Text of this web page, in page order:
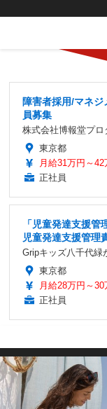
障害者採用/マネ
員募集
株式会社博報堂プロ
東京都
月給31万円～42
正社員
「児童発達支援
児童発達支援管理
Gripキッズ八千代緑
東京都
月給28万円～30
正社員